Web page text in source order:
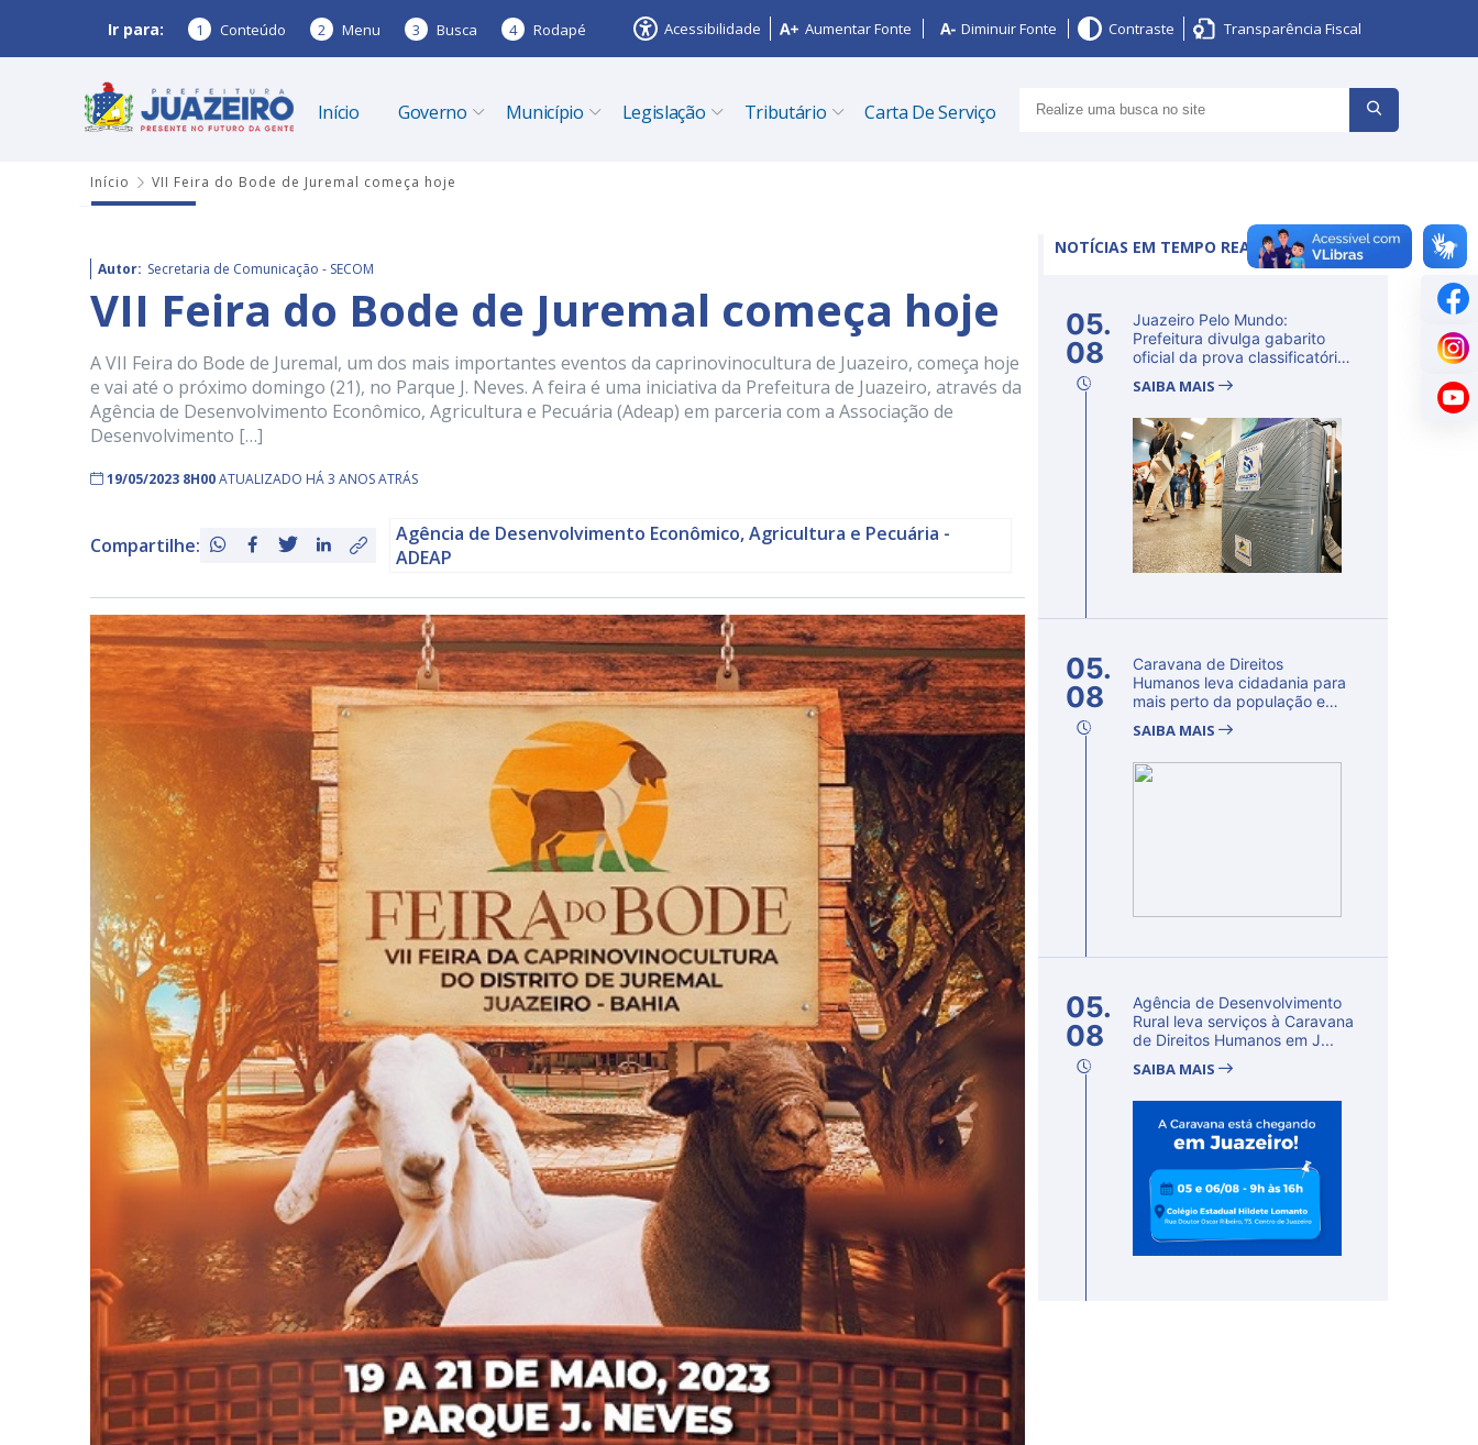
Ir para: 1 Conteúdo 2 Menu 3 Busca 4 Rodapé Acessibilidade Aumentar Fonte Diminuir Fonte Contraste Transparência Fiscal
Início Governo Município Legislação Tributário Carta De Serviço
Início VII Feira do Bode de Juremal começa hoje
Autor: Secretaria de Comunicação - SECOM
VII Feira do Bode de Juremal começa hoje
A VII Feira do Bode de Juremal, um dos mais importantes eventos da caprinovinocultura de Juazeiro, começa hoje
e vai até o próximo domingo (21), no Parque J. Neves. A feira é uma iniciativa da Prefeitura de Juazeiro, através da
Agência de Desenvolvimento Econômico, Agricultura e Pecuária (Adeap) em parceria com a Associação de
Desenvolvimento […]
19/05/2023 8H00ATUALIZADO HÁ 3 ANOS ATRÁS
Compartilhe:
Agência de Desenvolvimento Econômico, Agricultura e Pecuária -
ADEAP
NOTÍCIAS EM TEMPO REAL
05.
08
Juazeiro Pelo Mundo:
Prefeitura divulga gabarito
oficial da prova classificatória
SAIBA MAIS
05.
08
Caravana de Direitos
Humanos leva cidadania para
mais perto da população e
SAIBA MAIS
05.
08
Agência de Desenvolvimento
Rural leva serviços à Caravana
de Direitos Humanos em J...
SAIBA MAIS